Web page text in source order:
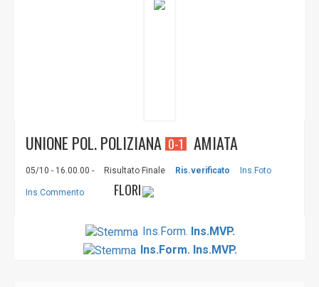
UNIONE POL. POLIZIANA 0-1 AMIATA
05/10 - 16.00.00 - Risultato Finale Ris.verificato Ins.Foto
Ins.Commento FLORI
Ins.Form. Ins.MVP.
Ins.Form. Ins.MVP.